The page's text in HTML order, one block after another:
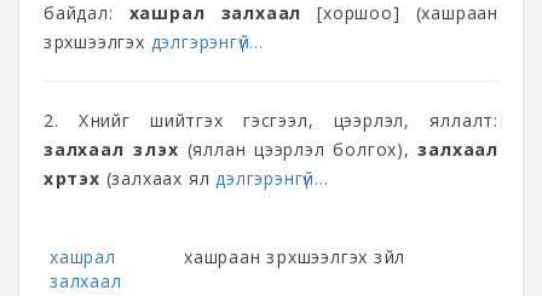
байдал: хашрал залхаал [хоршоо] (хашраан
зүрхшээлгэх дэлгэрэнгүй...
2. Хүнийг шийтгэх гэсгээл, цээрлэл, яллалт:
залхаал үзүүлэх (яллан цээрлэл болгох), залхаал
хүртэх (залхаах ялдэлгэрэнгүй...
хашрал
залхаал
хашраан зүрхшээлгэх зүйл